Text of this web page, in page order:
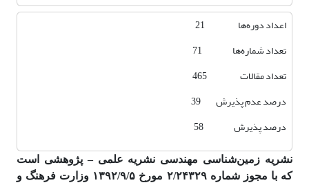
اعداد دوره‌ها 21
تعداد شماره‌ها 71
تعداد مقالات 465
درصد عدم پذیرش 39
درصد پذیرش 58
نشریه زمین‌شناسی مهندسی نشریه علمی – پژوهشی است
که با مجوز شماره ۲/۲۴۳۲۹ مورخ ۱۳۹۲/۹/۵ وزارت فرهنگ و